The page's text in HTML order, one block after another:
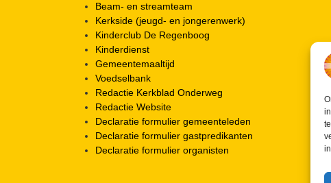
Beam- en streamteam
Kerkside (jeugd- en jongerenwerk)
Kinderclub De Regenboog
Kinderdienst
Gemeentemaaltijd
Voedselbank
Redactie Kerkblad Onderweg
Redactie Website
Declaratie formulier gemeenteleden
Declaratie formulier gastpredikanten
Declaratie formulier organisten